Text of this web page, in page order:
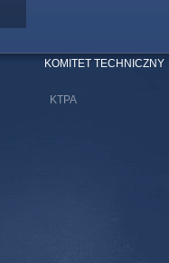
KOMITET TECHNICZNY
KTPA